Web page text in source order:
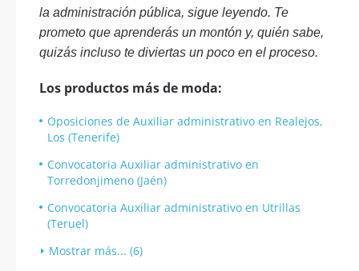
la administración pública, sigue leyendo. Te
prometo que aprenderás un montón y, quién sabe,
quizás incluso te diviertas un poco en el proceso.
Los productos más de moda:
Oposiciones de Auxiliar administrativo en Realejos,
Los (Tenerife)
Convocatoria Auxiliar administrativo en
Torredonjimeno (Jaén)
Convocatoria Auxiliar administrativo en Utrillas
(Teruel)
Mostrar más... (6)